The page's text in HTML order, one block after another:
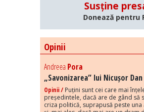
Susține
Donează pentru
Opinii
Andreea Pora
„Savonizarea” lui Nicușor Dan
Opinii / Puțini sunt cei care mai
președintele, dacă are de gând să
criza politică, suprapusă peste